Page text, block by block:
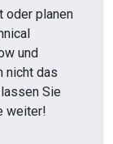
oder planen
und
nicht das
Sie
weiter!